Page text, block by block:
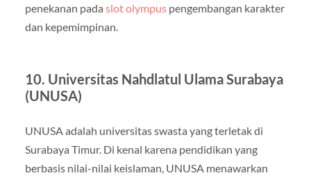
penekanan pada slot olympuspengembangan karakter
dan kepemimpinan.
10. Universitas Nahdlatul Ulama Surabaya
(UNUSA)
UNUSA adalah universitas swasta yang terletak di
Surabaya Timur. Di kenal karena pendidikan yang
berbasis nilai-nilai keislaman, UNUSA menawarkan